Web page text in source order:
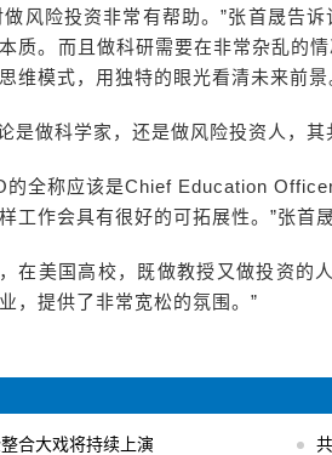
做风险投资非常有帮助。”张首晟告
质。而且做科研需要在非常杂乱的
维模式，用独特的眼光看清未来前景
是做科学家，还是做风险投资人，
的全称应该是Chief Education
工作会具有很好的可拓展性。”张首晟
在美国高校，既做教授又做投资的
，提供了非常宽松的氛围。”
合大戏将持续上演